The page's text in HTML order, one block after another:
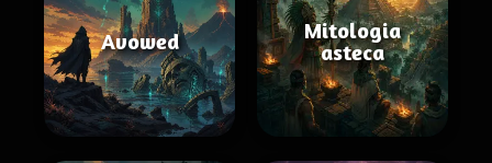
Avowed
Mitologia
asteca